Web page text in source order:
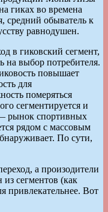
гиках во времена
средний обыватель к
равнодушен.
в гиковский сегмент,
на выбор потребителя.
повышает
для
померяться
сегментируется и
рынок спортивных
рядом с массовым
По сути,
а произодители
сегментов (как
привлекательнее. Вот